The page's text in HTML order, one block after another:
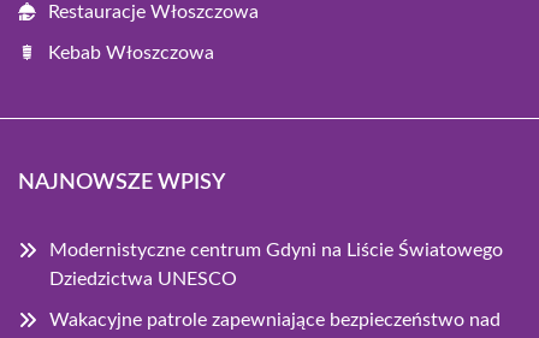
Restauracje Włoszczowa
Kebab Włoszczowa
NAJNOWSZE WPISY
Modernistyczne centrum Gdyni na Liście Światowego
Dziedzictwa UNESCO
Wakacyjne patrole zapewniające bezpieczeństwo nad